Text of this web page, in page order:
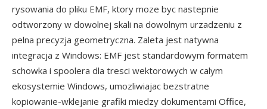
rysowania do pliku EMF, ktory moze byc nastepnie
odtworzony w dowolnej skali na dowolnym urzadzeniu z
pelna precyzja geometryczna. Zaleta jest natywna
integracja z Windows: EMF jest standardowym formatem
schowka i spoolera dla tresci wektorowych w calym
ekosystemie Windows, umozliwiajac bezstratne
kopiowanie-wklejanie grafiki miedzy dokumentami Office,